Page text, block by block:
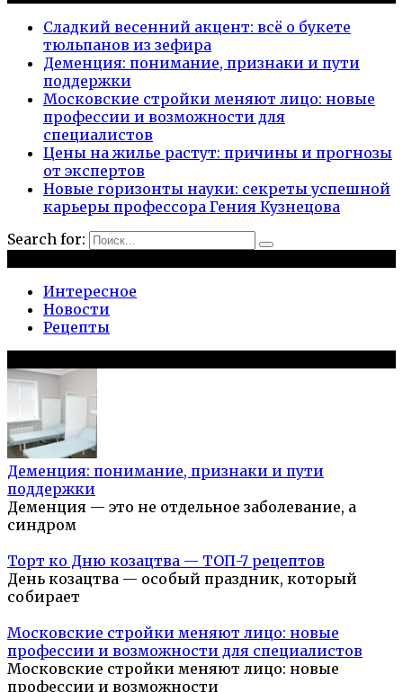
Сладкий весенний акцент: всё о букете
тюльпанов из зефира
Деменция: понимание, признаки и пути
поддержки
Московские стройки меняют лицо: новые
профессии и возможности для
специалистов
Цены на жилье растут: причины и прогнозы
от экспертов
Новые горизонты науки: секреты успешной
карьеры профессора Гения Кузнецова
Search for:
Интересное
Новости
Рецепты
Деменция: понимание, признаки и пути
поддержки
Деменция — это не отдельное заболевание, а
синдром
Торт ко Дню козацтва — ТОП-7 рецептов
День козацтва — особый праздник, который
собирает
Московские стройки меняют лицо: новые
профессии и возможности для специалистов
Московские стройки меняют лицо: новые
профессии и возможности